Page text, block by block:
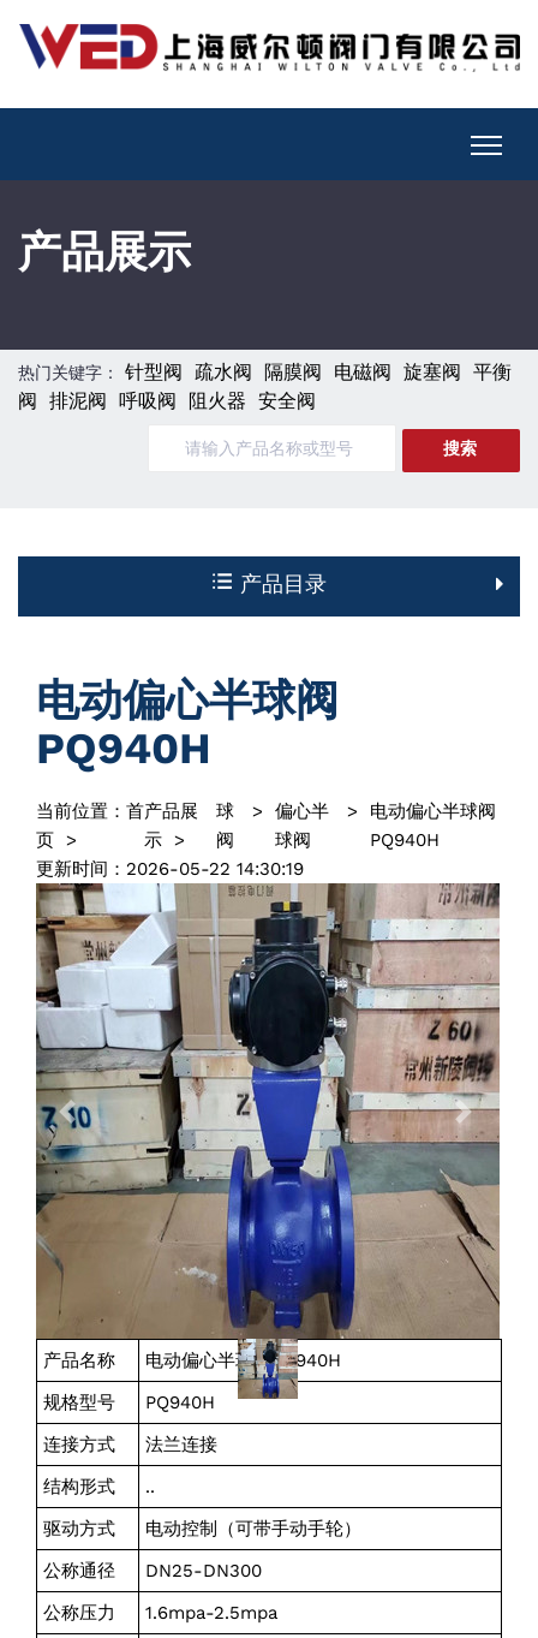
产品展示
热门关键字： 针型阀 疏水阀 隔膜阀 电磁阀 旋塞阀
平衡
阀
排泥阀 呼吸阀 阻火器 安全阀
搜索
产品目录
电动偏心半球阀
PQ940H
当前位置： 首
页 >
产品展
示 >
球
阀
>偏心半
球阀
> 电动偏心半球阀
PQ940H
更新时间：2026-05-22 14:30:19
产品名称
电动偏心半球阀PQ940H
规格型号
PQ940H
连接方式
法兰连接
结构形式
..
驱动方式
电动控制（可带手动手轮）
公称通径
DN25-DN300
公称压力
1.6mpa-2.5mpa